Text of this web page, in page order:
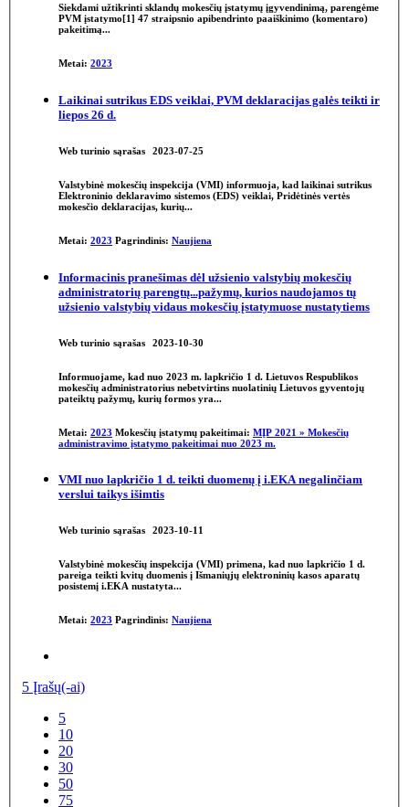
Siekdami užtikrinti sklandų mokesčių įstatymų įgyvendinimą, parengėme
PVM įstatymo[1] 47 straipsnio apibendrinto paaiškinimo (komentaro)
pakeitimą...
Metai: 2023
Laikinai sutrikus EDS veiklai, PVM deklaracijas galės teikti ir
liepos 26 d.
Web turinio sąrašas 2023-07-25
Valstybinė mokesčių inspekcija (VMI) informuoja, kad laikinai sutrikus
Elektroninio deklaravimo sistemos (EDS) veiklai, Pridėtinės vertės
mokesčio deklaracijas, kurių...
Metai: 2023 Pagrindinis: Naujiena
Informacinis pranešimas dėl užsienio valstybių mokesčių
administratorių parengtų...pažymų, kurios naudojamos tų
užsienio valstybių vidaus mokesčių įstatymuose nustatytiems
Web turinio sąrašas 2023-10-30
Informuojame, kad nuo 2023 m. lapkričio 1 d. Lietuvos Respublikos
mokesčių administratorius nebetvirtins nuolatinių Lietuvos gyventojų
pateiktų pažymų, kurių formos yra...
Metai: 2023 Mokesčių įstatymų pakeitimai: MĮP 2021 » Mokesčių
administravimo įstatymo pakeitimai nuo 2023 m.
VMI nuo lapkričio 1 d. teikti duomenų į i.EKA negalinčiam
verslui taikys išimtis
Web turinio sąrašas 2023-10-11
Valstybinė mokesčių inspekcija (VMI) primena, kad nuo lapkričio 1 d.
pareiga teikti kvitų duomenis į Išmaniųjų elektroninių kasos aparatų
posistemį i.EKA nustatyta...
Metai: 2023 Pagrindinis: Naujiena
5 Įrašų(-ai)
5
10
20
30
50
75